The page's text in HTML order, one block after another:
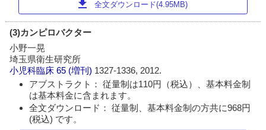
download 全文ダウンロード(4.95MB)
(3)カンピロバクター
小野一晃
埼玉県衛生研究所
小児科臨床 65 (増刊) 1327-1336, 2012.
アブストラクト： 従量制は110円（税込）、基本料金制
は基本料金に含まれます。
全文ダウンロード： 従量制、基本料金制の方共に968円
(税込) です。